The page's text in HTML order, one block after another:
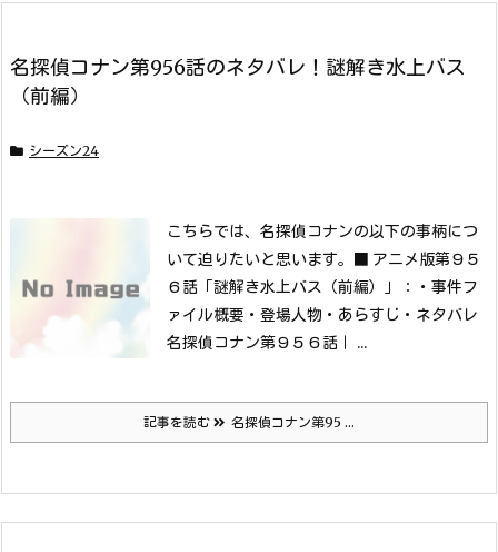
名探偵コナン第956話のネタバレ！謎解き水上バス
（前編）
シーズン24
こちらでは、名探偵コナンの以下の事柄につ
いて迫りたいと思います。 ■ アニメ版第９５
６話「謎解き水上バス（前編）」：
・事件フ
ァイル概要 ・登場人物 ・あらすじ ・ネタバレ
名探偵コナン第９５６話｜ ...
記事を読む 名探偵コナン第95 ...